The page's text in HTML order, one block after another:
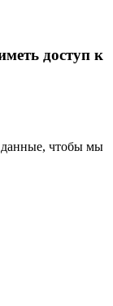
доступ к
данные, чтобы мы